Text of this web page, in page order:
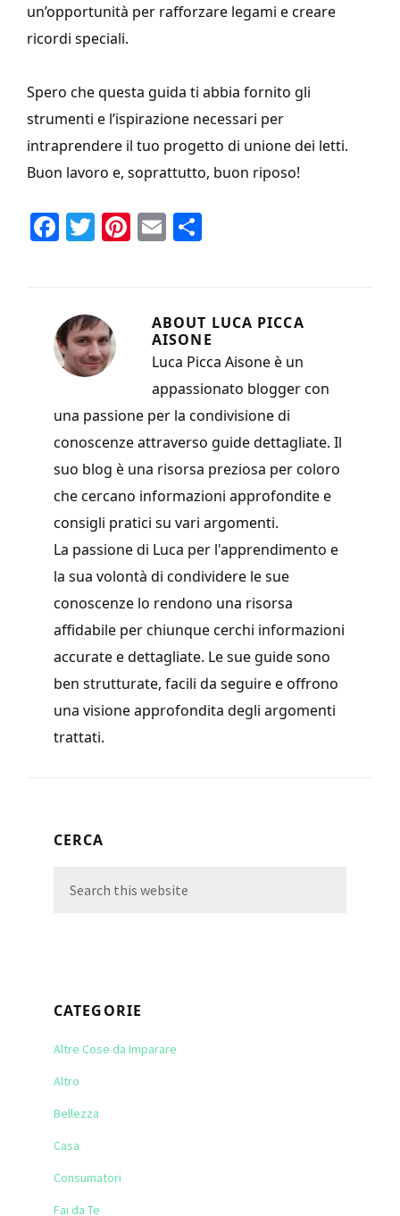
un’opportunità per rafforzare legami e creare
ricordi speciali.
Spero che questa guida ti abbia fornito gli
strumenti e l’ispirazione necessari per
intraprendere il tuo progetto di unione dei letti.
Buon lavoro e, soprattutto, buon riposo!
Fa
o
o
k
T
er
Pi
es
E
l
di
vi
di
ABOUT LUCA PICCA
AISONE
Luca Picca Aisone è un
appassionato blogger con
una passione per la condivisione di
conoscenze attraverso guide dettagliate. Il
suo blog è una risorsa preziosa per coloro
che cercano informazioni approfondite e
consigli pratici su vari argomenti.
La passione di Luca per l'apprendimento e
la sua volontà di condividere le sue
conoscenze lo rendono una risorsa
affidabile per chiunque cerchi informazioni
accurate e dettagliate. Le sue guide sono
ben strutturate, facili da seguire e offrono
una visione approfondita degli argomenti
trattati.
Primary
CERCA
this
CATEGORIE
Altre Cose da Imparare
Altro
Bellezza
Casa
Consumatori
Fai da Te